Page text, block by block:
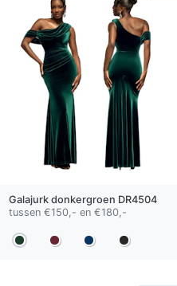
Galajurk donkergroen DR4504
tussen €150,- en €180,-